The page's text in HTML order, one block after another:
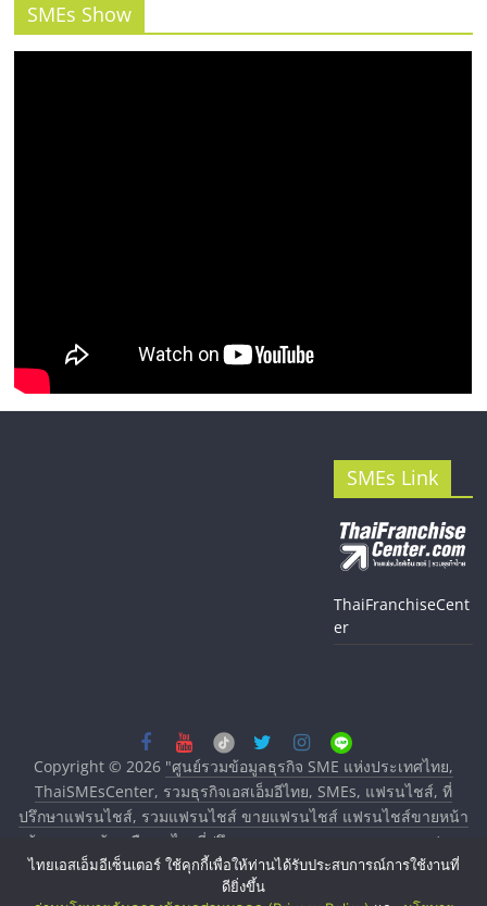
SMEs Show
SMEs Link
ThaiFranchiseCent
er
Copyright © 2026 "ศูนย์รวมข้อมูลธุรกิจ SME แห่งประเทศไทย,
ThaiSMEsCenter, รวมธุรกิจเอสเอ็มอีไทย, SMEs, แฟรนไชส์, ที่
ปรึกษาแฟรนไชส์, รวมแฟรนไชส์ ขายแฟรนไชส์ แฟรนไชส์ขายหน้า
บ้าน ลงทุนน้อย คืนทุนไว, ที่ปรึกษาการลงทุนและขยายสาขาแฟรน
ไชส์, ศูนย์รวมแฟรนไชส์ พร้อมทำเลสำหรับเปิดร้าน ปรึกษาฟรี,
บริการพัฒนาระบบแฟรนไชส์"
ไทยเอสเอ็มอีเซ็นเตอร์ ใช้คุกกี้เพื่อให้ท่านได้รับประสบการณ์การใช้งานที่
ดียิ่งขึ้น